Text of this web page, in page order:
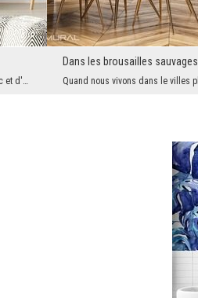
La combinaison de la couleur turquoise, du blanc et d'une touche subtile de vert vif garantit un ...
Dans les brousailles sauvages